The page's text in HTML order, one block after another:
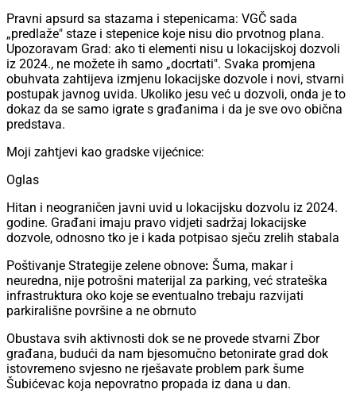
Pravni apsurd sa stazama i stepenicama: VGČ sada
„predlaže" staze i stepenice koje nisu dio prvotnog plana.
Upozoravam Grad: ako ti elementi nisu u lokacijskoj dozvoli
iz 2024., ne možete ih samo „docrtati". Svaka promjena
obuhvata zahtijeva izmjenu lokacijske dozvole i novi, stvarni
postupak javnog uvida. Ukoliko jesu već u dozvoli, onda je to
dokaz da se samo igrate s građanima i da je sve ovo obična
predstava.
Moji zahtjevi kao gradske vijećnice:
Oglas
Hitan i neograničen javni uvid u lokacijsku dozvolu iz 2024.
godine. Građani imaju pravo vidjeti sadržaj lokacijske
dozvole, odnosno tko je i kada potpisao sječu zrelih stabala
Poštivanje Strategije zelene obnove: Šuma, makar i
neuredna, nije potrošni materijal za parking, već strateška
infrastruktura oko koje se eventualno trebaju razvijati
parkirališne površine a ne obrnuto
Obustava svih aktivnosti dok se ne provede stvarni Zbor
građana, budući da nam bjesomučno betonirate grad dok
istovremeno svjesno ne rješavate problem park šume
Šubićevac koja nepovratno propada iz dana u dan.